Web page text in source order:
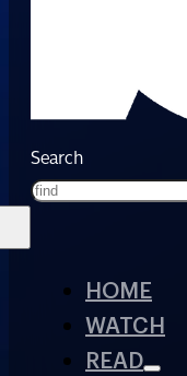
Search
HOME
WATCH
READ